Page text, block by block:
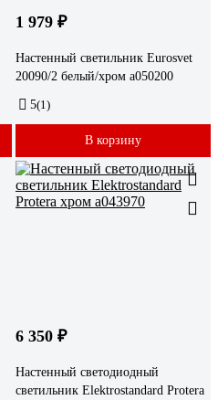
1 979 ₽
Настенный светильник Eurosvet
20090/2 белый/хром a050200
5(1)
В корзину
6 350 ₽
Настенный светодиодный
светильник Elektrostandard Protera